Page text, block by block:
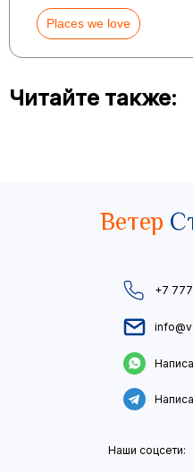
Places we love
Читайте также:
Ветер
+7 777
Наши соцсети: